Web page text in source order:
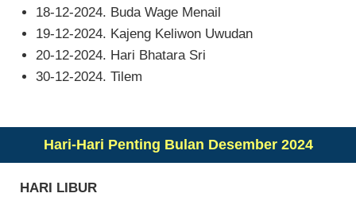
18-12-2024. Buda Wage Menail
19-12-2024. Kajeng Keliwon Uwudan
20-12-2024. Hari Bhatara Sri
30-12-2024. Tilem
Hari-Hari Penting Bulan Desember 2024
HARI LIBUR